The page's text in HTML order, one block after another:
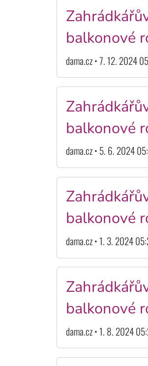
balkonové
dama.cz • 7. 12. 2024
balkonové
dama.cz • 5. 6. 2024
balkonové
dama.cz • 1. 3. 2024
balkonové
dama.cz • 1. 8. 2024